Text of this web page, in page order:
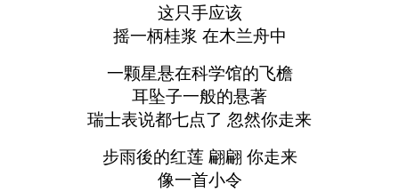
这只手应该
摇一柄桂浆 在木兰舟中
一颗星悬在科学馆的飞檐
耳坠子一般的悬著
瑞士表说都七点了 忽然你走来
步雨後的红莲 翩翩 你走来
像一首小令